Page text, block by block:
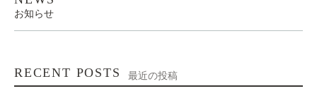
お知らせ
RECENT POSTS 最近の投稿